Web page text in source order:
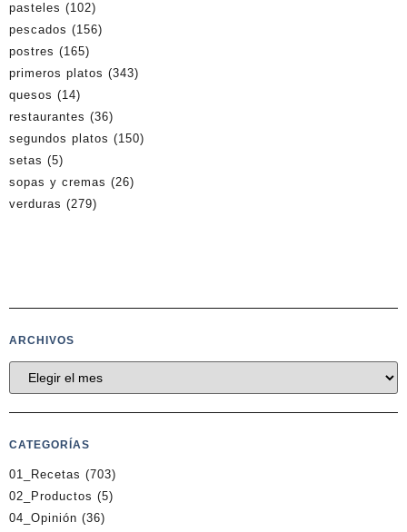
pasteles (102)
pescados (156)
postres (165)
primeros platos (343)
quesos (14)
restaurantes (36)
segundos platos (150)
setas (5)
sopas y cremas (26)
verduras (279)
ARCHIVOS
CATEGORÍAS
01_Recetas (703)
02_Productos (5)
04_Opinión (36)